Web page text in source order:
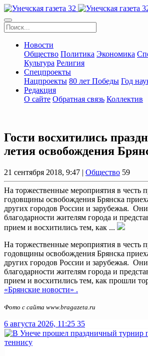
Новости
Общество Политика Экономика
Культура Религия
Спецпроекты
Нацпроекты 80 лет Победы Год
Редакция
О сайте Обратная связь Коллектив
Гости восхитились
летия освобождения
21 сентября 2018, 9:47 | Общество 59
На торжественные мероприятия в честь
годовщины освобождения Брянска
других городов России и зарубежья.
благодарности жителям города и
прием и восхитились тем, как ...
На торжественные мероприятия в честь
годовщины освобождения Брянска
других городов России и зарубежья.
благодарности жителям города и
прием и восхитились тем, как прошли
«Брянские новости» .
Фото с сайта www.bragazeta.ru
6 августа 2026, 11:25 35